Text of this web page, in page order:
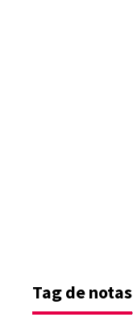
Tag de notas